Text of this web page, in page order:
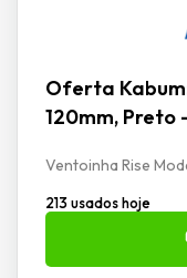
Oferta
120mm, Preto
Ventoinha Rise
213 usados hoje